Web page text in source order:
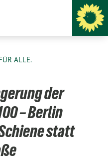
ALLE.
der
– Berlin
statt